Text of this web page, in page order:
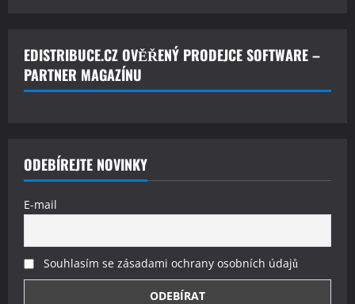
EDISTRIBUCE.CZ OVĚŘENÝ PRODEJCE SOFTWARE –
PARTNER MAGAZÍNU
ODEBÍREJTE NOVINKY
E-mail
Souhlasím se zásadami ochrany osobních údajů